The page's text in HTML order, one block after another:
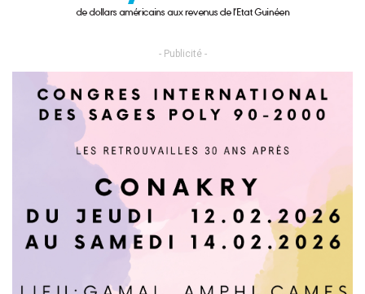
- Publicité -